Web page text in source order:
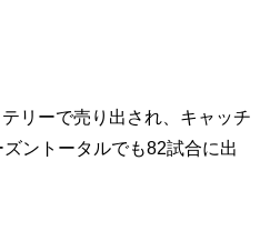
リーで売り出され、キャッチ
ントータルでも82試合に出